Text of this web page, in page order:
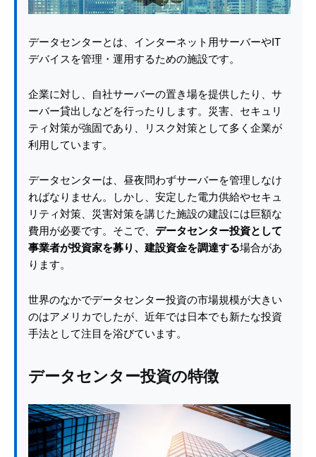
データセンターとは、インターネット用サーバーやIT
デバイスを管理・運用するための施設です。
企業に対し、自社サーバーの置き場を提供したり、サ
ーバー貸出しなどを行ったりします。災害、セキュリ
ティ対策が強固であり、リスク対策として多く企業が
利用しています。
データセンターは、昼夜問わずサーバーを管理しなけ
ればなりません。しかし、安定した電力供給やセキュ
リティ対策、災害対策を講じた施設の建設には巨額な
費用が必要です。そこで、 データセンター投資として
事業者が投資家を募り、建設資金を調達する場合があ
ります。
世界のなかでデータセンター投資の市場規模が大きい
のはアメリカでしたが、近年では日本でも新たな投資
手法として注目を浴びています。
データセンター投資の特徴